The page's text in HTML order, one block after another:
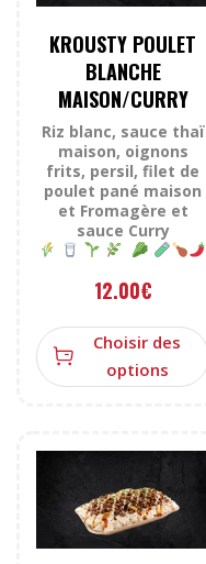
KROUSTY POULET
BLANCHE
MAISON/CURRY
Riz blanc, sauce thaï
maison, oignons
frits, persil, filet de
poulet pané maison
et Fromagère et
sauce Curry
12.00€
Choisir des
options